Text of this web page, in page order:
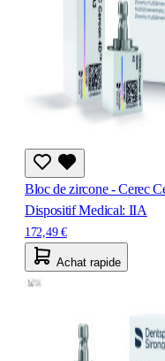
Bloc de zircone - Cerec
Dispositif Medical: IIA
172,49 €
Achat rapide